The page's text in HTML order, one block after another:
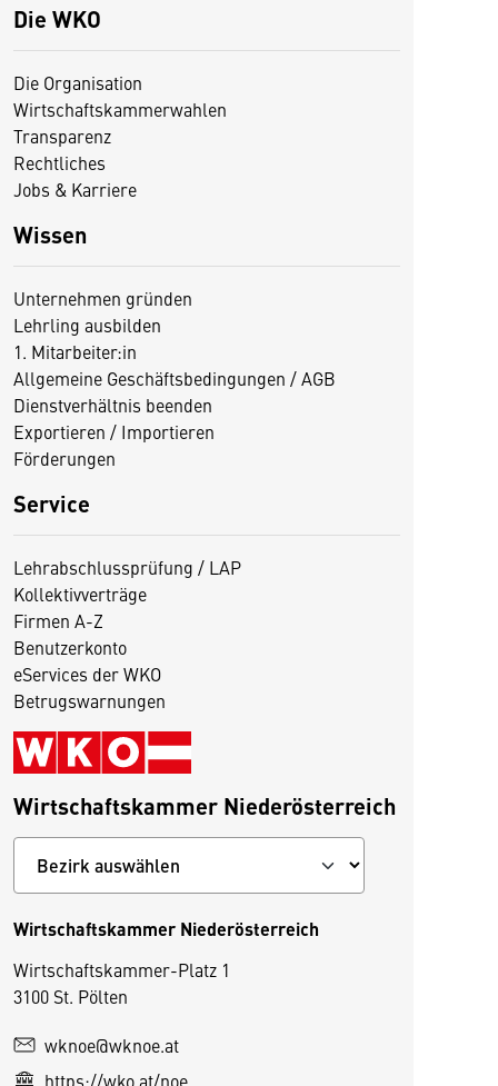
Die WKO
Die Organisation
Wirtschaftskammerwahlen
Transparenz
Rechtliches
Jobs & Karriere
Wissen
Unternehmen gründen
Lehrling ausbilden
1. Mitarbeiter:in
Allgemeine Geschäftsbedingungen / AGB
Dienstverhältnis beenden
Exportieren / Importieren
Förderungen
Service
Lehrabschlussprüfung / LAP
Kollektivverträge
Firmen A-Z
Benutzerkonto
eServices der WKO
Betrugswarnungen
Wirtschaftskammer Niederösterreich
Wirtschaftskammer Niederösterreich
Wirtschaftskammer-Platz 1
3100 St. Pölten
wknoe@wknoe.at
https://wko.at/noe
i